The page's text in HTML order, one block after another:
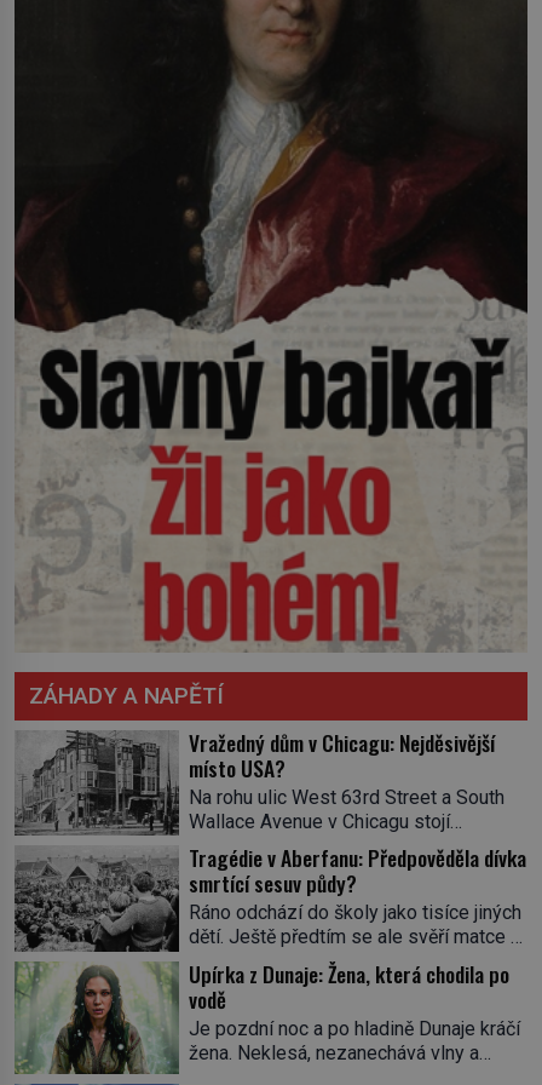
ZÁHADY A NAPĚTÍ
Vražedný dům v Chicagu: Nejděsivější
místo USA?
Na rohu ulic West 63rd Street a South
Wallace Avenue v Chicagu stojí
nenápadná pošta. Nemá žádný speciální
nápis ani pamětní desku. A přesto prý
místní zaměstnanci neradi chodí do
sklepa. Právě tady totiž sídlil sériový
vrah H. H. Holmes a také
nejpropracovanější past na lidi
v dějinách americké kriminalistiky.
Herman Webster Mudgett (1861–1896)
přijíždí […]
Tragédie v Aberfanu: Předpověděla dívka
smrtící sesuv půdy?
Ráno odchází do školy jako tisíce jiných
dětí. Ještě předtím se ale svěří matce s
podivným snem. Ve škole, kterou dobře
zná, tentokrát nevidí budovu ani
spolužáky. Místo nich se před ní tyčí
cosi temného. O několik hodin později je
mrtvá. Mohla devítiletá Zahlédla vlastní
Upírka z Dunaje: Žena, která chodila po
vodě
Je pozdní noc a po hladině Dunaje kráčí
žena. Neklesá, nezanechává vlny a